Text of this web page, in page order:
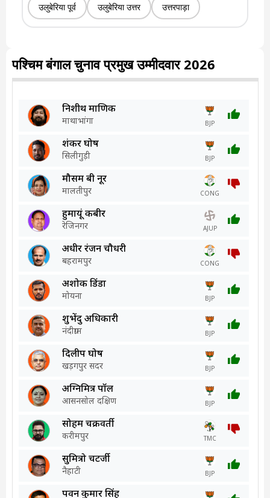
उलुबेरिया पूर्व उलुबेरिया उत्तर उत्तरपाड़ा
पश्चिम बंगाल चुनाव प्रमुख उम्मीदवार 2026